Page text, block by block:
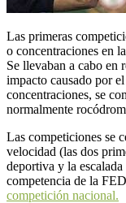
Las primeras
o concentraciones en
Se llevaban a cabo en
impacto causado por
concentraciones, se
normalmente
Las competiciones se
velocidad (las dos
deportiva y la
competencia de la
competición nacional.